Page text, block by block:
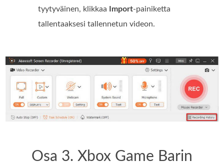
tyytyväinen, klikkaa
Import-painiketta
tallentaaksesi tallennetun videon.
Osa 3. Xbox Game Barin